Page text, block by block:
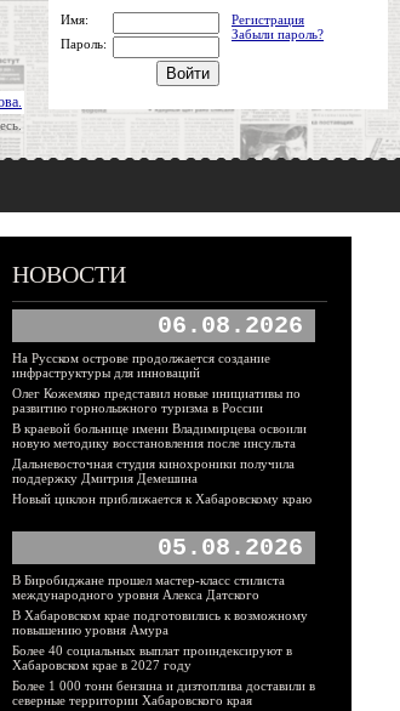
Имя:
Регистрация
Забыли пароль?
Пароль:
НОВОСТИ
06.08.2026
На Русском острове продолжается создание
инфраструктуры для инноваций
Олег Кожемяко представил новые инициативы по
развитию горнолыжного туризма в России
В краевой больнице имени Владимирцева освоили
новую методику восстановления после инсульта
Дальневосточная студия кинохроники получила
поддержку Дмитрия Демешина
Новый циклон приближается к Хабаровскому краю
05.08.2026
В Биробиджане прошел мастер-класс стилиста
международного уровня Алекса Датского
В Хабаровском крае подготовились к возможному
повышению уровня Амура
Более 40 социальных выплат проиндексируют в
Хабаровском крае в 2027 году
Более 1 000 тонн бензина и дизтоплива доставили в
северные территории Хабаровского края